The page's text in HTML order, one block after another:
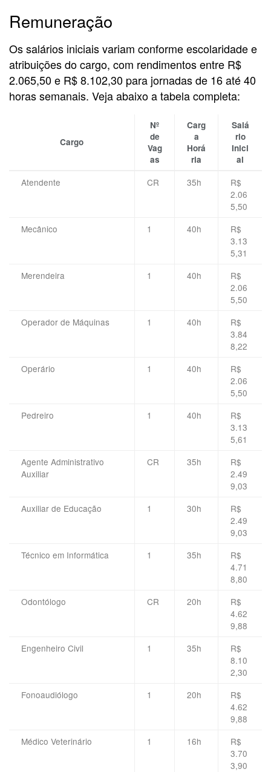
Remuneração
Os salários iniciais variam conforme escolaridade e
atribuições do cargo, com rendimentos entre R$
2.065,50 e R$ 8.102,30 para jornadas de 16 até 40
horas semanais. Veja abaixo a tabela completa:
Cargo
Nº
de
Vag
as
Carg
a
Horá
ria
Salá
rio
Inici
al
Atendente CR 35h
R$
2.06
5,50
Mecânico
1 40h
R$
3.13
5,31
Merendeira
1 40h
R$
2.06
5,50
Operador de Máquinas
1 40h
R$
3.84
8,22
Operário
1 40h
R$
2.06
5,50
Pedreiro
1 40h
R$
3.13
5,61
Agente Administrativo
Auxiliar
CR 35h
R$
2.49
9,03
Auxiliar de Educação
1 30h
R$
2.49
9,03
Técnico em Informática
1 35h
R$
4.71
8,80
Odontólogo
CR 20h
R$
4.62
9,88
Engenheiro Civil
1 35h
R$
8.10
2,30
Fonoaudiólogo
1 20h
R$
4.62
9,88
Médico Veterinário
1 16h
R$
3.70
3,90